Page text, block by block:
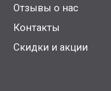
Отзывы о нас
Контакты
Скидки и акции